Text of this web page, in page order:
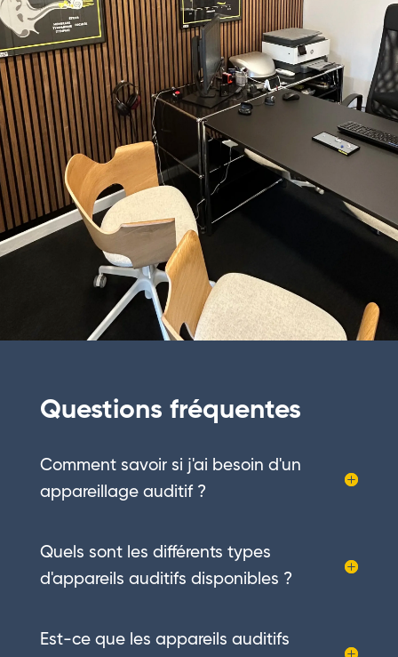
Questions fréquentes
Comment savoir si j'ai besoin d'un
appareillage auditif ?
Quels sont les différents types
d'appareils auditifs disponibles ?
Est-ce que les appareils auditifs